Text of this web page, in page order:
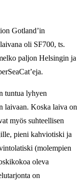
Gotland’in
oli SF700, ts.
paljon Helsingin ja
tuntua lyhyen
laivaan. Koska laiva on
myös suhteellisen
pieni kahviotiski ja
(molempien
oleva
on